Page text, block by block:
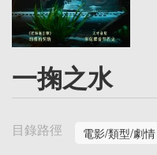
一掬之水
目錄路徑 電影/類型/劇情